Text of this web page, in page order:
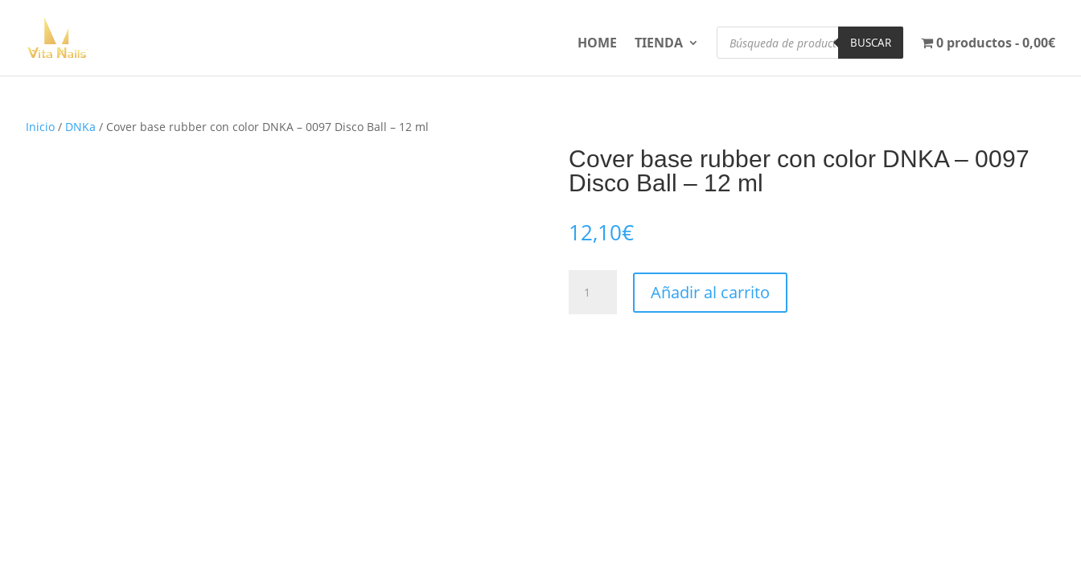
HOME TIENDA
Búsqueda
productos
BUSCAR 0 productos 0,00€
Inicio / DNKa / Cover base rubber con color DNKA – 0097 Disco Ball – 12 ml
Cover base rubber con color DNKA – 0097
Disco Ball – 12 ml
12,10€
base
Añadir al carrito